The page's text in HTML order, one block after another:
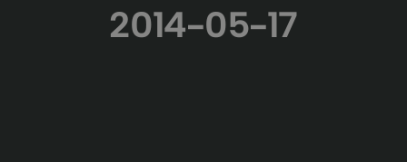
2014-05-17